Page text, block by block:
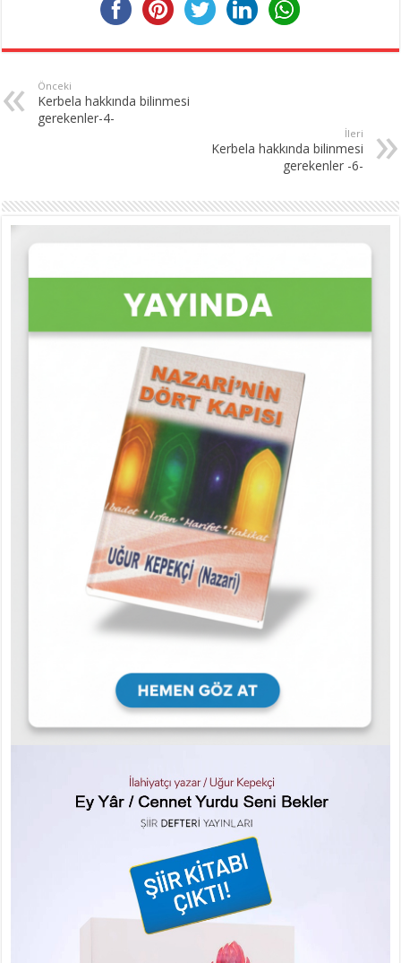
Önceki
Kerbela hakkında bilinmesi
gerekenler-4-
İleri
Kerbela hakkında bilinmesi
gerekenler -6-